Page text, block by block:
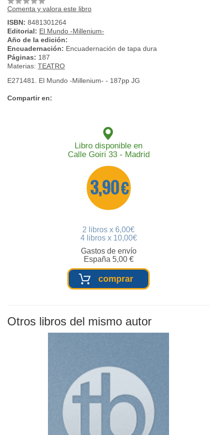
Comenta y valora este libro
ISBN: 8481301264
Editorial: El Mundo -Millenium-
Año de la edición:
Encuadernación: Encuadernación de tapa dura
Páginas: 187
Materias: TEATRO
E271481. El Mundo -Millenium- - 187pp JG
Compartir en:
Libro disponible en
Calle Goiri 33 - Madrid
3,90 €
2 libros x 6,00€
4 libros x 10,00€
Gastos de envío
España 5,00 €
comprar
Otros libros del mismo autor